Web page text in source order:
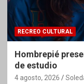
RECREO CULTURAL
Hombrepié
de estudio
4 agosto, 2026